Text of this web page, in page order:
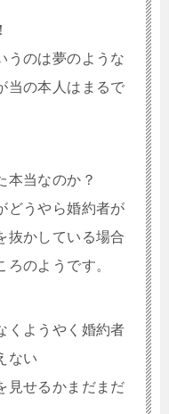
うのは夢のような
当の本人はまるで
本当なのか？
どうやら婚約者が
抜かしている場合
のようです。
くようやく婚約者
ない
見せるかまだまだ